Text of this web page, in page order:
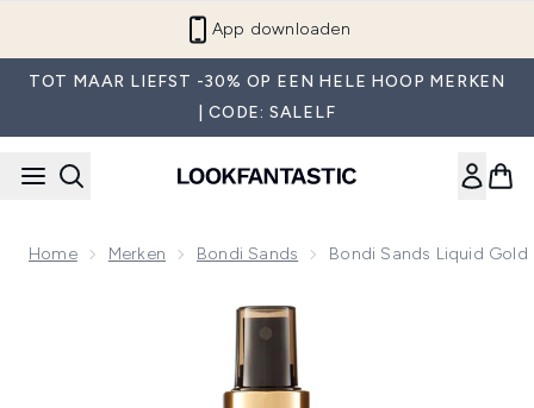
App downloaden
TOT MAAR LIEFST -30% OP EEN HELE HOOP MERKEN
| CODE: SALELF
Home Merken Bondi Sands Bondi Sands Liquid